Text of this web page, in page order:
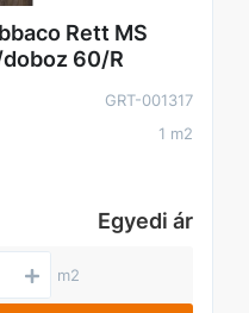
Rett MS
60/R
GRT-001317
1 m2
Egyedi ár
m2